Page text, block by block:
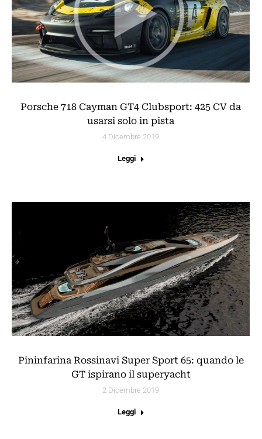
Porsche 718 Cayman GT4 Clubsport: 425 CV da
usarsi solo in pista
4 Dicembre 2019
Leggi
Pininfarina Rossinavi Super Sport 65: quando le
GT ispirano il superyacht
2 Dicembre 2019
Leggi